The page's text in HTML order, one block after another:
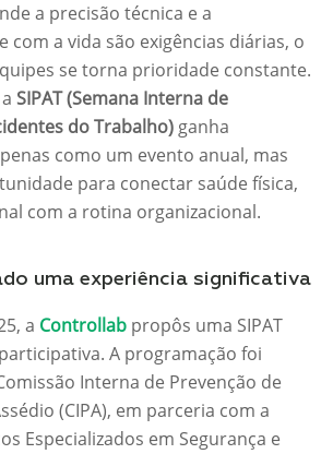
a precisão técnica e a
com a vida são exigências diárias, o
se torna prioridade constante.
SIPAT (Semana Interna de
do Trabalho)ganha
como um evento anual, mas
para conectar saúde física,
com a rotina organizacional.
uma experiência significativa
a Controllab propôs uma SIPAT
A programação foi
Interna de Prevenção de
(CIPA), em parceria com a
Especializados em Segurança e